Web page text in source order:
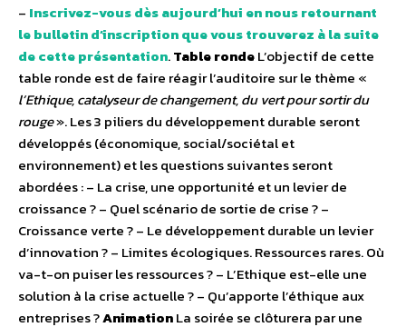
– Inscrivez-vous dès aujourd’hui en nous retournant
le bulletin d’inscription que vous trouverez à la suite
de cette présentation.Table rondeL’objectif de cette
table ronde est de faire réagir l’auditoire sur le thème «
l’Ethique, catalyseur de changement, du vert pour sortir du
rouge». Les 3 piliers du développement durable seront
développés (économique, social/sociétal et
environnement) et les questions suivantes seront
abordées : – La crise, une opportunité et un levier de
croissance ? – Quel scénario de sortie de crise ? –
Croissance verte ? – Le développement durable un levier
d’innovation ? – Limites écologiques. Ressources rares. Où
va-t-on puiser les ressources ? – L’Ethique est-elle une
solution à la crise actuelle ? – Qu’apporte l’éthique aux
entreprises ?AnimationLa soirée se clôturera par une